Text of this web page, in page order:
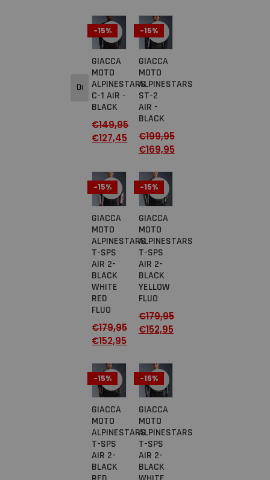
-15%
GIACCA
MOTO
ALPINESTARS
C-1 AIR -
BLACK
€149,95
€127,45
-15%
GIACCA
MOTO
ALPINESTARS
ST-2
AIR -
BLACK
€199,95
€169,95
-15%
GIACCA
MOTO
ALPINESTARS
T-SPS
AIR 2-
BLACK
WHITE
RED
FLUO
€179,95
€152,95
-15%
GIACCA
MOTO
ALPINESTARS
T-SPS
AIR 2-
BLACK
YELLOW
FLUO
€179,95
€152,95
-15%
GIACCA
MOTO
ALPINESTARS
T-SPS
AIR 2-
BLACK
-15%
GIACCA
MOTO
ALPINESTARS
T-SPS
AIR 2-
BLACK